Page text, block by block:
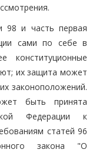
98 и часть первая
сами по себе в
конституционные
их защита может
законоположений.
быть принята
Федерации к
статей 96
закона "О